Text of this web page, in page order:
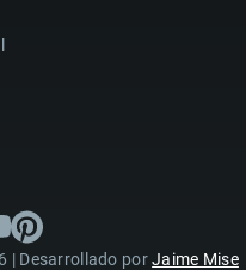
| Desarrollado porJaime Mise